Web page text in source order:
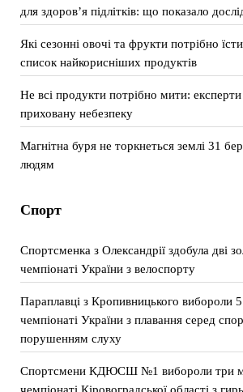
для здоров’я підлітків: що показало
Які сезонні овочі та фрукти потрібно
список найкорисніших продуктів
Не всі продукти потрібно мити:
приховану небезпеку
Магнітна буря не торкнеться землі 31
людям
Спорт
Спортсменка з Олександрії здобула дві
чемпіонаті України з велоспорту
Параплавці з Кропивницького вибороли
чемпіонаті України з плавання серед
порушенням слуху
Спортсмени КДЮСШ №1 вибороли три
чемпіонаті Кіровоградської області з